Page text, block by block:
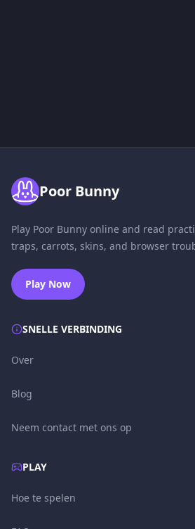
Poor Bunny
Play Poor Bunny online and read
traps, carrots, skins, and browser
Play Now
SNELLE VERBINDING
Over
Blog
Neem contact met ons op
PLAY
Hoe te spelen